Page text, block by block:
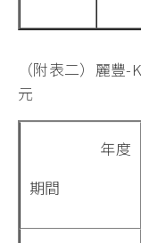
（附表二）麗豐
元
年度
期間